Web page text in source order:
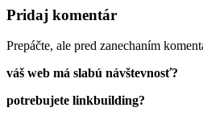
Pridaj komentár
Prepáčte, ale pred zanechaním
váš web má slabú návštevnosť?
potrebujete linkbuilding?